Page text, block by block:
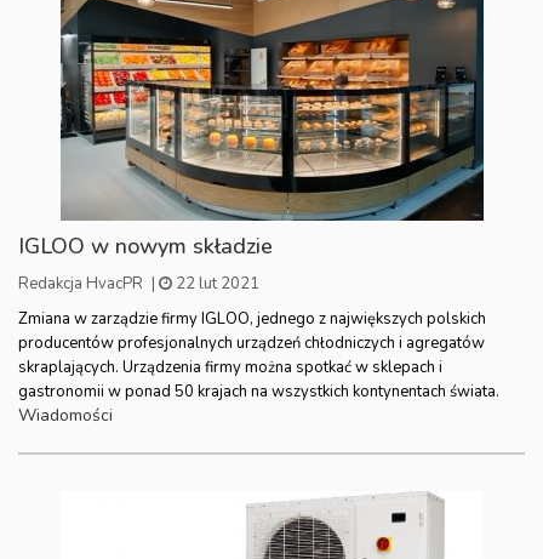
IGLOO w nowym składzie
Redakcja HvacPR |
22 lut 2021
Zmiana w zarządzie firmy IGLOO, jednego z największych polskich
producentów profesjonalnych urządzeń chłodniczych i agregatów
skraplających. Urządzenia firmy można spotkać w sklepach i
gastronomii w ponad 50 krajach na wszystkich kontynentach świata.
Wiadomości